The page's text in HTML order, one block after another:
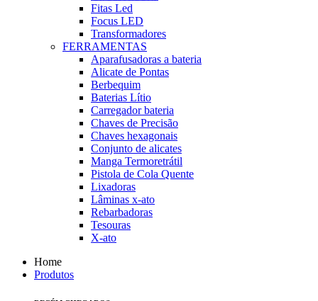
Fitas Led
Focus LED
Transformadores
FERRAMENTAS
Aparafusadoras a bateria
Alicate de Pontas
Berbequim
Baterias Lítio
Carregador bateria
Chaves de Precisão
Chaves hexagonais
Conjunto de alicates
Manga Termoretrátil
Pistola de Cola Quente
Lixadoras
Lâminas x-ato
Rebarbadoras
Tesouras
X-ato
Home
Produtos